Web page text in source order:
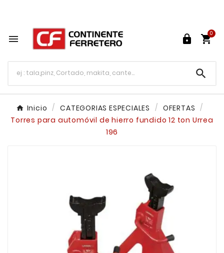
  
0

Inicio CATEGORIAS ESPECIALES
OFERTAS
Torres para automóvil de hierro fundido 12 ton Urrea
196